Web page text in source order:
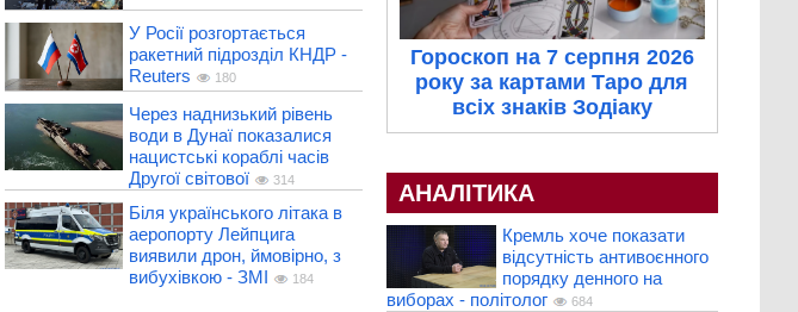
У Росії розгортається
ракетний підрозділ КНДР -
Reuters
180
Через наднизький рівень
води в Дунаї показалися
нацистські кораблі часів
Другої світової
314
Біля українського літака в
аеропорту Лейпцига
виявили дрон, ймовірно, з
вибухівкою - ЗМІ
184
Гороскоп на 7 серпня 2026
року за картами Таро для
всіх знаків Зодіаку
АНАЛІТИКА
Кремль хоче показати
відсутність антивоєнного
порядку денного на
виборах - політолог
684